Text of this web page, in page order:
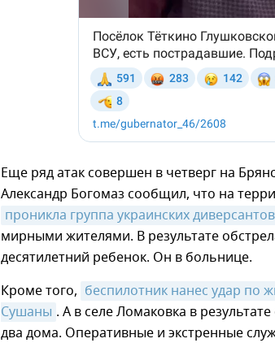
Еще ряд атак совершен в четверг на
Александр Богомаз сообщил, что на
проникла группа украинских диверсантов
мирными жителями. В результате
десятилетний ребенок. Он в больнице.
Кроме того, беспилотник нанес удар по
Сушаны . А в селе Ломаковка в
два дома. Оперативные и экстренные